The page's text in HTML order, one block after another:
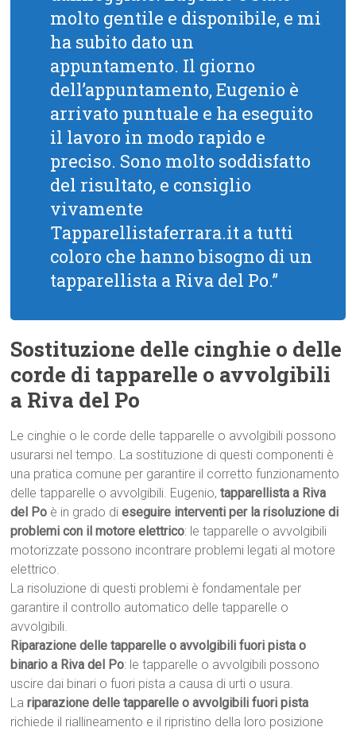
molto gentile e disponibile, e mi
ha subito dato un
appuntamento. Il giorno
dell’appuntamento, Eugenio è
arrivato puntuale e ha eseguito
il lavoro in modo rapido e
preciso. Sono molto soddisfatto
del risultato, e consiglio
vivamente
Tapparellistaferrara.it a tutti
coloro che hanno bisogno di un
tapparellista a Riva del Po.”
Sostituzione delle cinghie o delle
corde di tapparelle o avvolgibili
a Riva del Po
Le cinghie o le corde delle tapparelle o avvolgibili possono
usurarsi nel tempo. La sostituzione di questi componenti è
una pratica comune per garantire il corretto funzionamento
delle tapparelle o avvolgibili. Eugenio,tapparellista a Riva
del Po è in grado dieseguire interventi per la risoluzione di
problemi con il motore elettrico: le tapparelle o avvolgibili
motorizzate possono incontrare problemi legati al motore
elettrico.
La risoluzione di questi problemi è fondamentale per
garantire il controllo automatico delle tapparelle o
avvolgibili.
Riparazione delle tapparelle o avvolgibili fuori pista o
binario a Riva del Po: le tapparelle o avvolgibili possono
uscire dai binari o fuori pista a causa di urti o usura.
Lariparazione delle tapparelle o avvolgibili fuori pista
richiede il riallineamento e il ripristino della loro posizione